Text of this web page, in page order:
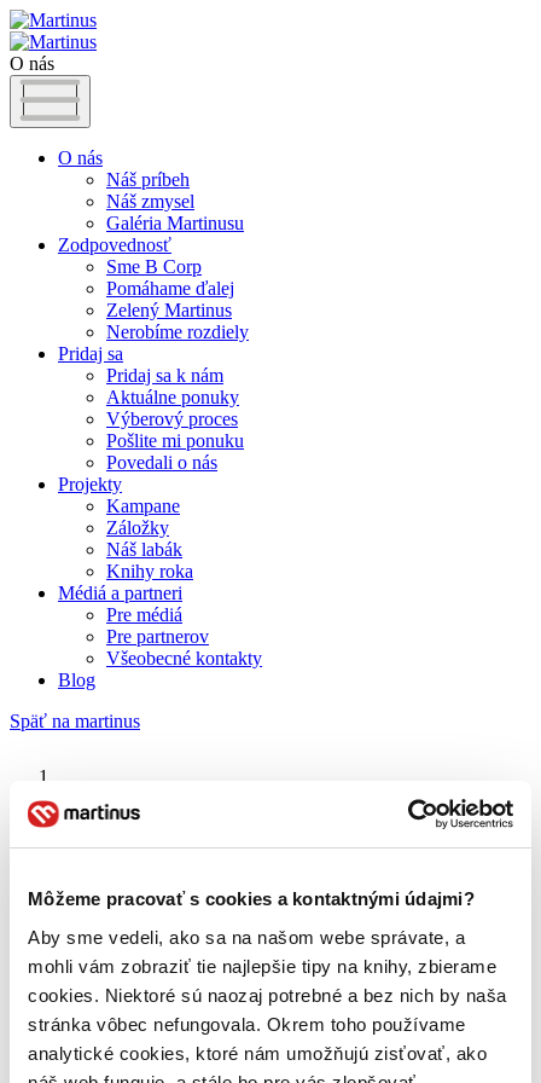
Môžeme pracovať s cookies a kontaktnými údajmi?
Aby sme vedeli, ako sa na našom webe správate, a
mohli vám zobraziť tie najlepšie tipy na knihy, zbierame
cookies. Niektoré sú naozaj potrebné a bez nich by naša
stránka vôbec nefungovala. Okrem toho používame
analytické cookies, ktoré nám umožňujú zisťovať, ako
O nás
O nás
Náš príbeh
Náš zmysel
Galéria Martinusu
Zodpovednosť
Sme B Corp
Pomáhame ďalej
Zelený Martinus
Nerobíme rozdiely
Pridaj sa
Pridaj sa k nám
Aktuálne ponuky
Výberový proces
Pošlite mi ponuku
Povedali o nás
Projekty
Kampane
Záložky
Náš labák
Knihy roka
Médiá a partneri
Pre médiá
Pre partnerov
Všeobecné kontakty
Blog
Späť na martinus
Babel
O nás
Náš príbeh
Galéria Martinusu
Zodpovednosť
Sme B Corp